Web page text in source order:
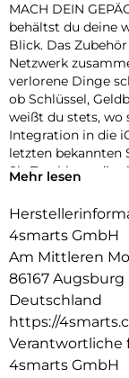
MACH DEIN
behältst du deine
Blick. Das
Netzwerk
verlorene Dinge
ob Schlüssel,
weißt du stets, wo
Integration in die
letzten bekannten
SkyTag bietet dir
– zu Hause, auf
Funktionalität mit
Durchmesser
und leichter,
nur 7,1 g Gewicht
jeder Tasche,
finden. Trotz
maximale
minimalistische
Mehr lesen
4smarts GmbH
Am Mittleren
86167 Augsburg
Deutschland
https://
Verantwortliche
4smarts GmbH